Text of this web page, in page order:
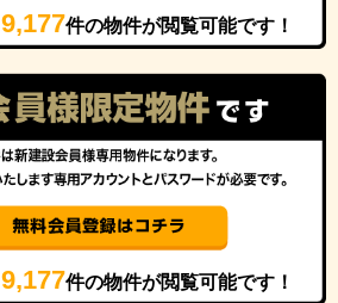
9,177件の物件が閲覧可能です！
9,177件の物件が閲覧可能です！